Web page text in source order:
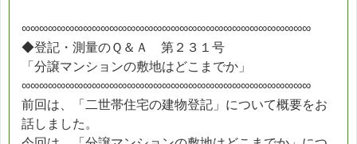
∞∞∞∞∞∞∞∞∞∞∞∞∞∞∞∞∞∞∞∞∞∞∞∞∞∞∞∞∞∞∞∞∞
◆登記・測量のＱ＆Ａ 第２３１号
「分譲マンションの敷地はどこまでか」
∞∞∞∞∞∞∞∞∞∞∞∞∞∞∞∞∞∞∞∞∞∞∞∞∞∞∞∞∞∞∞∞∞
前回は、「二世帯住宅の建物登記」について概要をお
話しました。